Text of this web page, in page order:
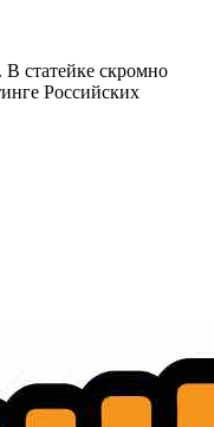
В статейке скромно
Российских